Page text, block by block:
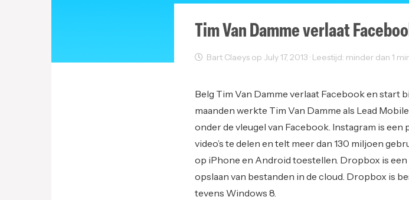
Tim Van Damme verlaat
Bart Claeys op July 17, 2013 · Leestijd: minder dan 1
Belg Tim Van Damme verlaat Facebook en start
maanden werkte Tim Van Damme als Lead
onder de vleugel van Facebook. Instagram is een
video’s te delen en telt meer dan 130 miljoen
op iPhone en Android toestellen. Dropbox is
opslaan van bestanden in de cloud. Dropbox is
tevens Windows 8.